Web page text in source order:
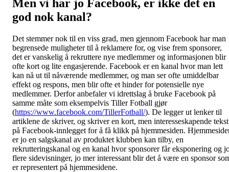
Men vi har jo Facebook, er ikke det en
god nok kanal?
Det stemmer nok til en viss grad, men gjennom Facebook har man
begrensede muligheter til å reklamere for, og vise frem sponsorer,
det er vanskelig å rekruttere nye medlemmer og informasjonen blir
ofte kort og lite engasjerende. Facebook er en kanal hvor man lett
kan nå ut til nåværende medlemmer, og man ser ofte umiddelbar
effekt og respons, men blir ofte et hinder for potensielle nye
medlemmer. Derfor anbefaler vi idrettslag å bruke Facebook på
samme måte som eksempelvis Tiller Fotball gjør
(https://www.facebook.com/TillerFotball/). De legger ut lenker til
artiklene de skriver, og skriver en kort, men interesseskapende tekst
på Facebook-innlegget for å få klikk på hjemmesiden.
er jo en salgskanal av produktet klubben kan tilby, en
rekrutteringskanal og en kanal hvor sponsorer får eksponering og
flere sidevisninger, jo mer interessant blir det å være en sponsor
er representert på hjemmesidene.